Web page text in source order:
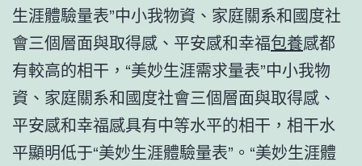
生涯體驗量表”中小我物資、家庭關系和國度社
會三個層面與取得感、平安感和幸福包養感都
有較高的相干，“美妙生涯需求量表”中小我物
資、家庭關系和國度社會三個層面與取得感、
平安感和幸福感具有中等水平的相干，相干水
平顯明低于“美妙生涯體驗量表”。“美妙生涯體